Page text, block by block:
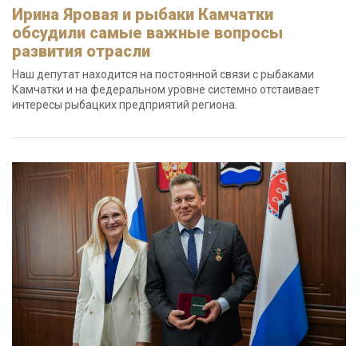
Ирина Яровая и рыбаки Камчатки
обсудили самые важные вопросы
развития отрасли
Наш депутат находится на постоянной связи с рыбаками
Камчатки и на федеральном уровне системно отстаивает
интересы рыбацких предприятий региона.